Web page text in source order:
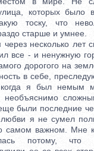
которых было
тоску, что
старше и умнее.
несколько лет
все - и ненужную
дорогого на
в себе,
я был немым
необъяснимо
были последние
я не сумел
самом важном. Мне
потому, что